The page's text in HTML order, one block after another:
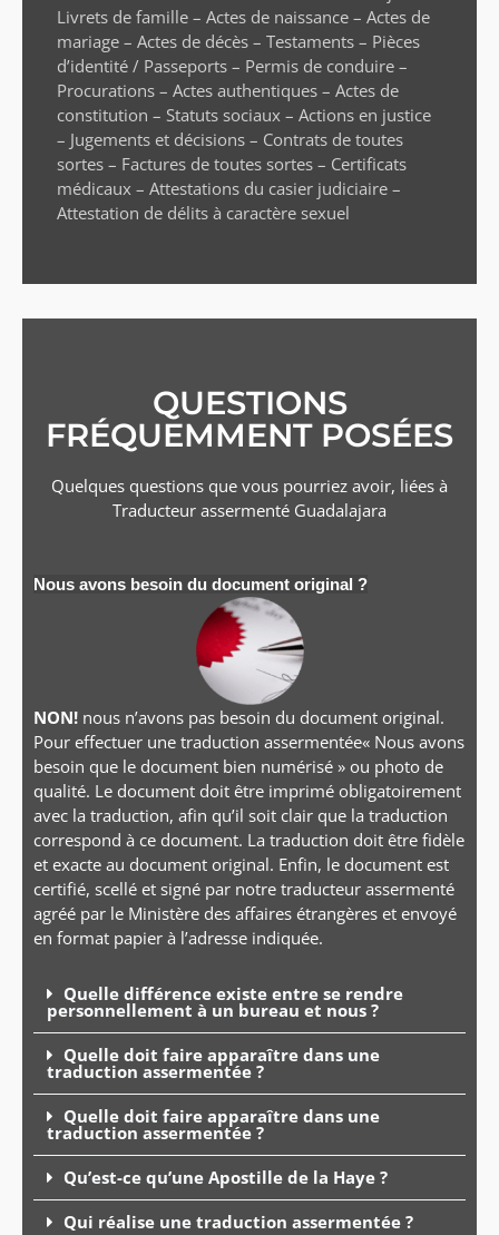
Livrets de famille – Actes de naissance – Actes de
mariage – Actes de décès – Testaments – Pièces
d’identité / Passeports – Permis de conduire –
Procurations – Actes authentiques – Actes de
constitution – Statuts sociaux – Actions en justice
– Jugements et décisions – Contrats de toutes
sortes – Factures de toutes sortes – Certificats
médicaux – Attestations du casier judiciaire –
Attestation de délits à caractère sexuel
QUESTIONS
FRÉQUEMMENT POSÉES
Quelques questions que vous pourriez avoir, liées à
Traducteur assermenté Guadalajara
Nous avons besoin du document original ?
NON! nous n’avons pas besoin du document original.
Pour effectuer une traduction assermentée« Nous avons
besoin que le document bien numérisé » ou photo de
qualité. Le document doit être imprimé obligatoirement
avec la traduction, afin qu’il soit clair que la traduction
correspond à ce document. La traduction doit être fidèle
et exacte au document original. Enfin, le document est
certifié, scellé et signé par notre traducteur assermenté
agréé par le Ministère des affaires étrangères et envoyé
en format papier à l’adresse indiquée.
Quelle différence existe entre se rendre
personnellement à un bureau et nous ?
Quelle doit faire apparaître dans une
traduction assermentée ?
Quelle doit faire apparaître dans une
traduction assermentée ?
Qu’est-ce qu’une Apostille de la Haye ?
Qui réalise une traduction assermentée ?